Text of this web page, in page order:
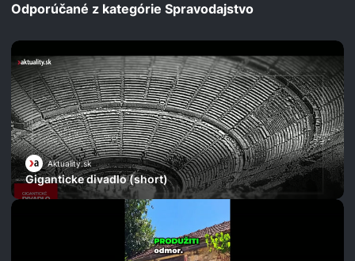
Odporúčané z kategórie Spravodajstvo
Aktuality.sk
Giganticke divadlo (short)